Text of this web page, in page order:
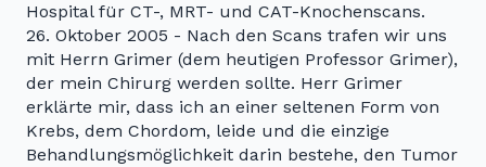
Hospital für CT-, MRT- und CAT-Knochenscans.
26. Oktober 2005 - Nach den Scans trafen wir uns
mit Herrn Grimer (dem heutigen Professor Grimer),
der mein Chirurg werden sollte. Herr Grimer
erklärte mir, dass ich an einer seltenen Form von
Krebs, dem Chordom, leide und die einzige
Behandlungsmöglichkeit darin bestehe, den Tumor